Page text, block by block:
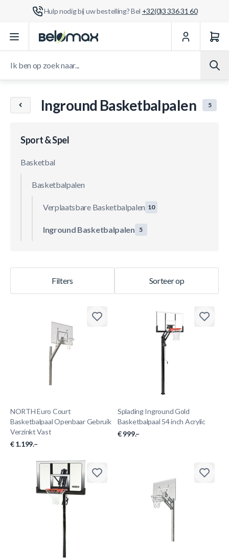
Hulp nodig bij uw bestelling? Bel +32(0)3 336 31 60
Ga naar de inhoud
Inground Basketbalpalen 5
Sport & Spel
Basketbal
Basketbalpalen
Verplaatsbare Basketbalpalen 10
Inground Basketbalpalen 5
Sorteer op
Filters
NORTH Euro Court
Basketbalpaal Openbaar Gebruik
Verzinkt Vast
€ 1.199.–
Splading Inground Gold
Basketbalpaal 54 inch Acrylic
€ 999.–